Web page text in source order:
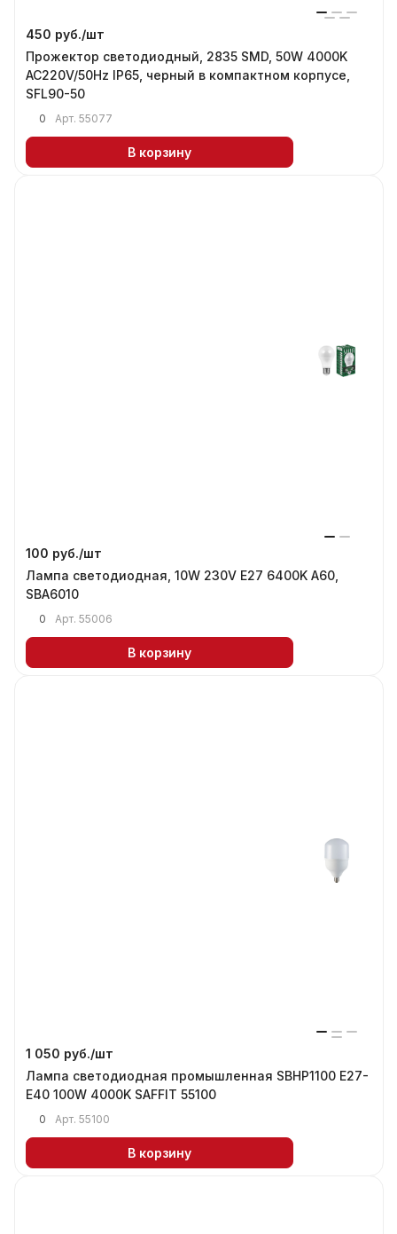
450 руб./шт
Прожектор светодиодный, 2835 SMD, 50W 4000K
AC220V/50Hz IP65, черный в компактном корпусе,
SFL90-50
0 Арт. 55077
В корзину
100 руб./шт
Лампа светодиодная, 10W 230V E27 6400K A60,
SBA6010
0 Арт. 55006
В корзину
1 050 руб./шт
Лампа светодиодная промышленная SBHP1100 E27-
E40 100W 4000K SAFFIT 55100
0 Арт. 55100
В корзину